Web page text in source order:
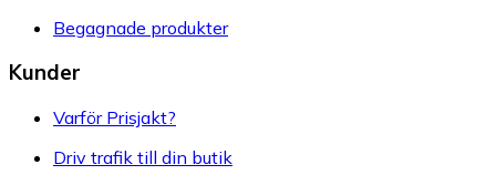
Begagnade produkter
Kunder
Varför Prisjakt?
Driv trafik till din butik